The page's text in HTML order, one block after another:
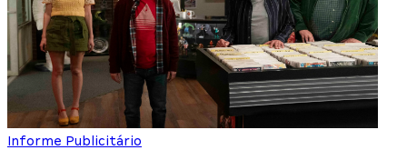
Informe Publicitário